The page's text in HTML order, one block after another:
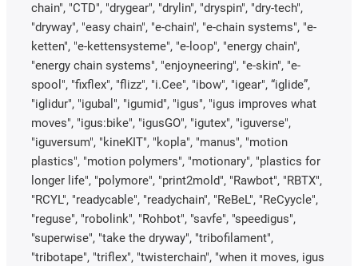
chain", "CTD", "drygear", "drylin", "dryspin", "dry-tech",
"dryway", "easy chain", "e-chain", "e-chain systems", "e-
ketten", "e-kettensysteme", "e-loop", "energy chain",
"energy chain systems", "enjoyneering", "e-skin", "e-
spool", "fixflex", "flizz", "i.Cee", "ibow", "igear", “iglide”,
"iglidur", "igubal", "igumid", "igus", "igus improves what
moves", "igus:bike", "igusGO", "igutex", "iguverse",
"iguversum", "kineKIT", "kopla", "manus", "motion
plastics", "motion polymers", "motionary", "plastics for
longer life", "polymore", "print2mold", "Rawbot", "RBTX",
"RCYL", "readycable", "readychain", "ReBeL", "ReCyycle",
"reguse", "robolink", "Rohbot", "savfe", "speedigus",
"superwise", "take the dryway", "tribofilament",
"tribotape", "triflex", "twisterchain", "when it moves, igus